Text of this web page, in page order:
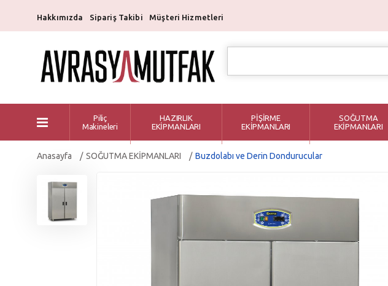
Hakkımızda Sipariş Takibi Müşteri Hizmetleri
Piliç
Makineleri
HAZIRLIK
EKİPMANLARI
PİŞİRME
EKİPMANLARI
SOĞUTMA
EKİPMANLARI
Anasayfa SOĞUTMA EKİPMANLARI Buzdolabı ve Derin Dondurucular